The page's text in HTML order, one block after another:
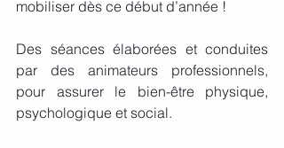
mobiliser dès ce début d’année !
Des séances élaborées et conduites
par des animateurs professionnels,
pour assurer le bien-être physique,
psychologique et social.